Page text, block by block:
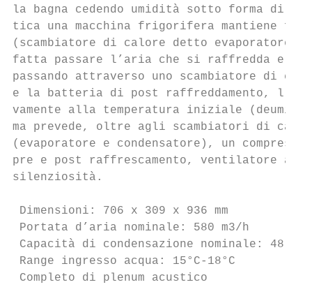
la bagna cedendo umidità sotto forma di
tica una macchina frigorifera mantiene
(scambiatore di calore detto
fatta passare l’aria che si raffredda e si
passando attraverso uno scambiatore di
e la batteria di post raffreddamento,
vamente alla temperatura iniziale
ma prevede, oltre agli scambiatori di
(evaporatore e condensatore), un
pre e post raffrescamento, ventilatore a
silenziosità.
Dimensioni: 706 x 309 x 936 mm
Portata d’aria nominale: 580 m3/h
Capacità di condensazione nominale:
Range ingresso acqua: 15°C-18°C
Completo di plenum acustico